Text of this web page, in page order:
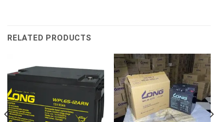
RELATED PRODUCTS